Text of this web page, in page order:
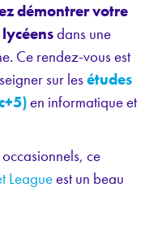
démontrer votre
dans une
Ce rendez-vous est
sur lesétudes
en informatique et
ce
Leagueest un beau